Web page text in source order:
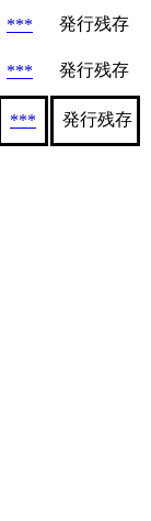
***
発行残存
*** 発行残存
*** 発行残存